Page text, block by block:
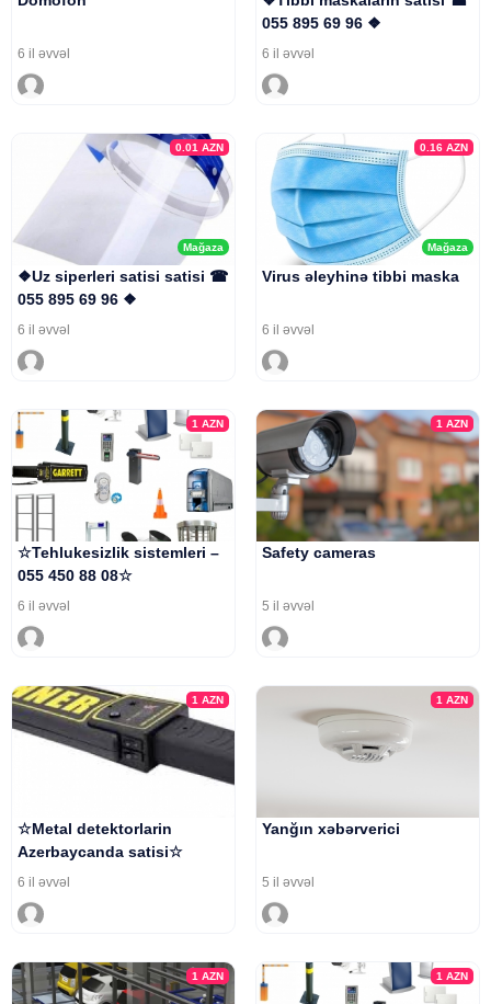
6 il əvvəl
055 895 69 96 ❖
6 il əvvəl
Mağaza
0.01AZN
❖Uz siperleri satisi satisi ☎
055 895 69 96 ❖
6 il əvvəl
Mağaza
0.16 AZN
Virus əleyhinə tibbi maska
6 il əvvəl
1AZN
☆Tehlukesizlik sistemleri –
055 450 88 08☆
6 il əvvəl
1 AZN
Safety cameras
5 il əvvəl
1AZN
☆Metal detektorlarin
Azerbaycanda satisi☆
6 il əvvəl
1 AZN
Yanğın xəbərverici
5 il əvvəl
1AZN 1 AZN